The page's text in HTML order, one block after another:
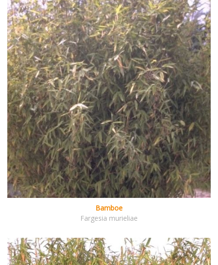
Bamboe
Fargesia murieliae